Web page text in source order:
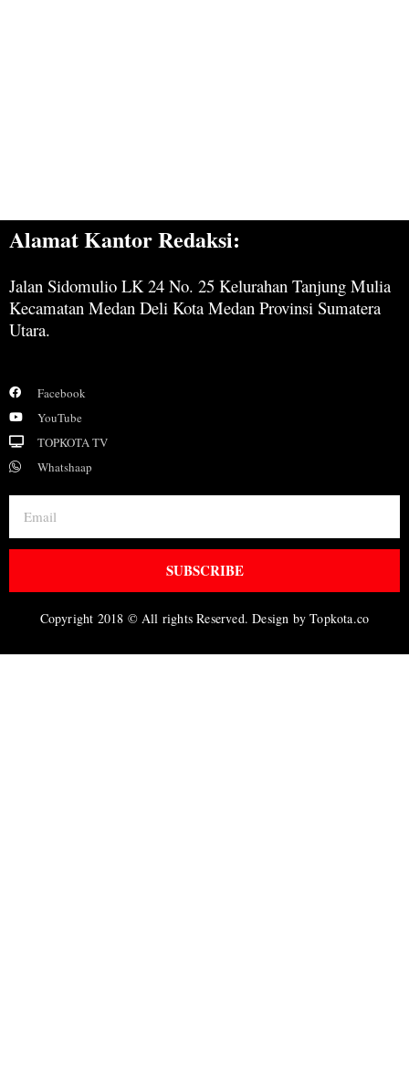
Alamat Kantor Redaksi:
Jalan Sidomulio LK 24 No. 25 Kelurahan Tanjung Mulia
Kecamatan Medan Deli Kota Medan Provinsi Sumatera
Utara.
Facebook
YouTube
TOPKOTA TV
Whatshaap
SUBSCRIBE
Copyright 2018 © All rights Reserved. Design by Topkota.co